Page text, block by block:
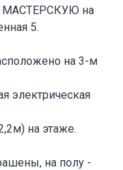
МАСТЕРСКУЮ на
5.
на 3-м
электрическая
на этаже.
на полу -